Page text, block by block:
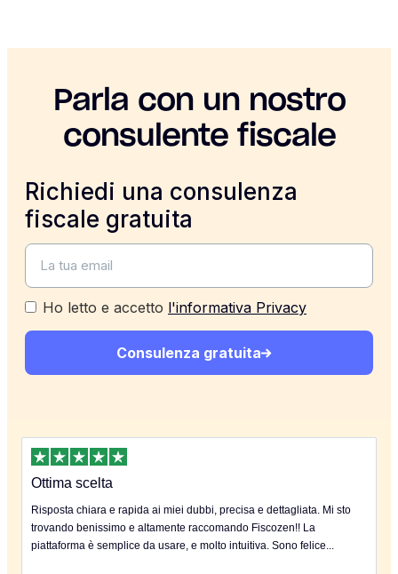
Parla con un nostro
consulente fiscale
Richiedi una consulenza
fiscale gratuita
Ho letto e accetto l'informativa Privacy
Consulenza gratuita
Ottima scelta
Risposta chiara e rapida ai miei dubbi, precisa e dettagliata. Mi sto
trovando benissimo e altamente raccomando Fiscozen!! La
piattaforma è semplice da usare, e molto intuitiva. Sono felice...